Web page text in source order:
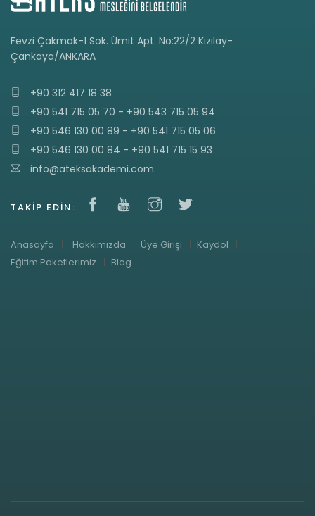
Fevzi Çakmak-1 Sok. Ümit Apt. No:22/2 Kızılay-
Çankaya/ANKARA
+90 312 417 18 38
+90 541 715 05 70 - +90 543 715 05 94
+90 546 130 00 89 - +90 541 715 05 06
+90 546 130 00 84 - +90 541 715 15 93
info@ateksakademi.com
TAKIP EDIN:
Anasayfa Hakkımızda Üye Girişi
Kaydol
Eğitim Paketlerimiz
Blog